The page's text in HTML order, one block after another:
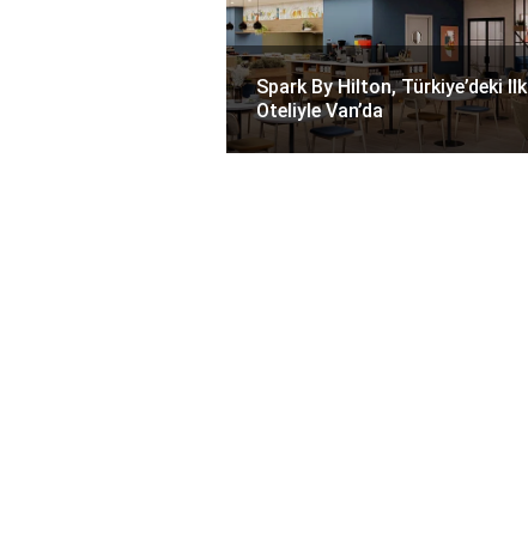
Spark By Hilton, Türkiye’deki Ilk
Oteliyle Van’da